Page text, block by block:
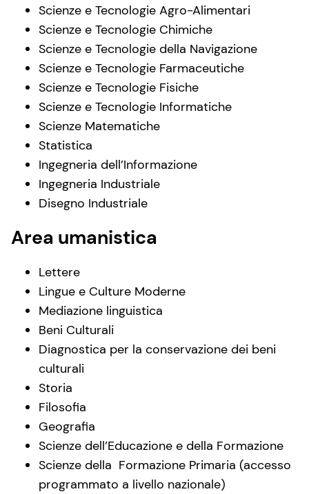
Scienze e Tecnologie Agro-Alimentari
Scienze e Tecnologie Chimiche
Scienze e Tecnologie della Navigazione
Scienze e Tecnologie Farmaceutiche
Scienze e Tecnologie Fisiche
Scienze e Tecnologie Informatiche
Scienze Matematiche
Statistica
Ingegneria dell’Informazione
Ingegneria Industriale
Disegno Industriale
Area umanistica
Lettere
Lingue e Culture Moderne
Mediazione linguistica
Beni Culturali
Diagnostica per la conservazione dei beni
culturali
Storia
Filosofia
Geografia
Scienze dell’Educazione e della Formazione
Scienze della Formazione Primaria (accesso
programmato a livello nazionale)